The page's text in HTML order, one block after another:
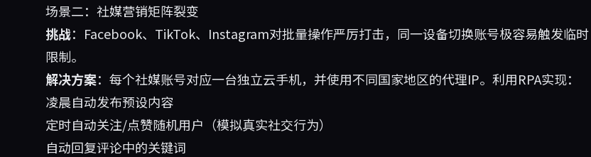
场景二：社媒营销矩阵裂变
挑战：Facebook、TikTok、Instagram对批量操作严厉打击，同一设备切换账号极容易触发临时
限制。
解决方案：每个社媒账号对应一台独立云手机，并使用不同国家地区的代理IP。利用RPA实现：
凌晨自动发布预设内容
定时自动关注/点赞随机用户（模拟真实社交行为）
自动回复评论中的关键词